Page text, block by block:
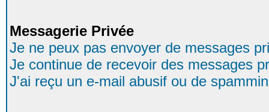
Messagerie Privée
Je ne peux pas envoyer de messages
Je continue de recevoir des messages
J'ai reçu un e-mail abusif ou de